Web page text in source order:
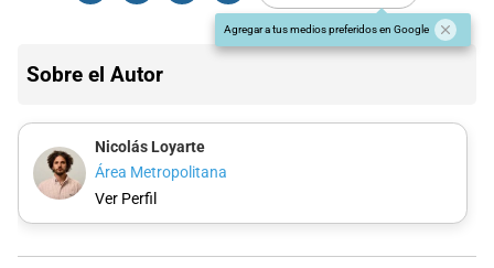
Agregar a tus medios preferidos en Google
Sobre el Autor
Nicolás Loyarte
Área Metropolitana
Ver Perfil